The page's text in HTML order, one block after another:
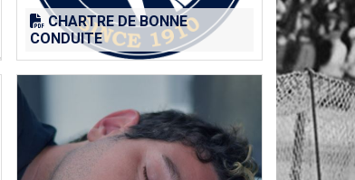
CHARTRE DE BONNE
CONDUITE